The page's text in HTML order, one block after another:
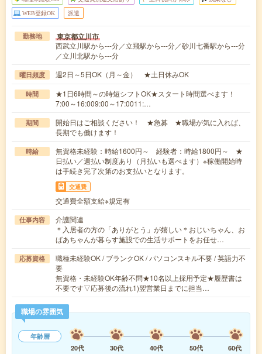
WEB登録OK 派遣
勤務地 東京都立川市
西武立川駅から---分／立飛駅から---分／砂川七番駅から---分
／立川北駅から---分
曜日頻度 週2日～5日OK（月～金） ★土日休みOK
時間
★1日6時間～の時短シフトOK★スタート時間選べます！
7:00～16:009:00～17:0011:…
期間
開始日はご相談ください！ ★急募 ★職場が気に入れば、
長期でも働けます！
時給
無資格未経験：時給1600円～ 経験者：時給1800円～ ★
日払い／週払い制度あり（月払いも選べます）※稼働開始時
は手続き完了次第のお支払いとなります。
交通費
交通費全額支給※規定有
仕事内容
介護関連
＊入居者の方の「ありがとう」が嬉しい＊おじいちゃん、お
ばあちゃんが暮らす施設での生活サポートをお任せ…
応募資格
職種未経験OK / ブランクOK / パソコンスキル不要 / 英語力不
要
無資格・未経験OK年齢不問★10名以上採用予定★履歴書は
不要です▽応募後の流れ1)翌営業日までに担当…
職場の雰囲気
年齢層
20代
30代 40代 50代 60代